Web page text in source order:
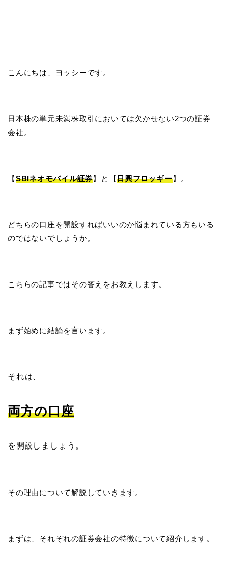
こんにちは、ヨッシーです。
日本株の単元未満株取引においては欠かせない2つの証券
会社。
【SBIネオモバイル証券】と【日興フロッギー】。
どちらの口座を開設すればいいのか悩まれている方もいる
のではないでしょうか。
こちらの記事ではその答えをお教えします。
まず始めに結論を言います。
それは、
両方の口座
を開設しましょう。
その理由について解説していきます。
まずは、それぞれの証券会社の特徴について紹介します。